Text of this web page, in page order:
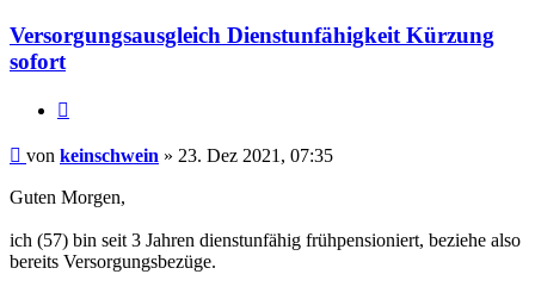
Versorgungsausgleich Dienstunfähigkeit Kürzung
sofort
Beitrag
von keinschwein » 23. Dez 2021, 07:35
Guten Morgen,
ich (57) bin seit 3 Jahren dienstunfähig frühpensioniert, beziehe also
bereits Versorgungsbezüge.